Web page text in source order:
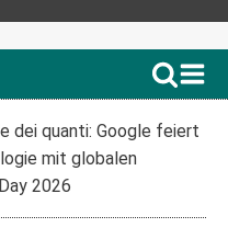
dei quanti: Google feiert
mit globalen
2026